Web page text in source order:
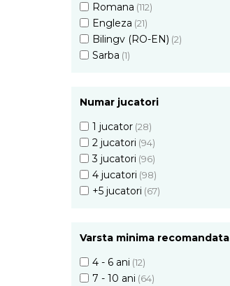
Romana (112)
Engleza (21)
Bilingv (RO-EN) (2)
Sarba (1)
Numar jucatori
1 jucator (28)
2 jucatori (94)
3 jucatori (96)
4 jucatori (98)
+5 jucatori (67)
Varsta minima recomandata
4 - 6 ani (12)
7 - 10 ani (64)